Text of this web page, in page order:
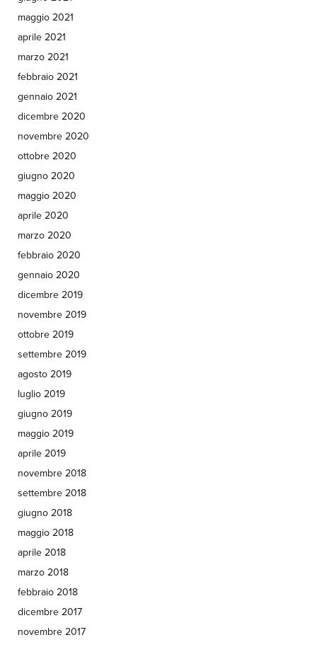
maggio 2021
aprile 2021
marzo 2021
febbraio 2021
gennaio 2021
dicembre 2020
novembre 2020
ottobre 2020
giugno 2020
maggio 2020
aprile 2020
marzo 2020
febbraio 2020
gennaio 2020
dicembre 2019
novembre 2019
ottobre 2019
settembre 2019
agosto 2019
luglio 2019
giugno 2019
maggio 2019
aprile 2019
novembre 2018
settembre 2018
giugno 2018
maggio 2018
aprile 2018
marzo 2018
febbraio 2018
dicembre 2017
novembre 2017